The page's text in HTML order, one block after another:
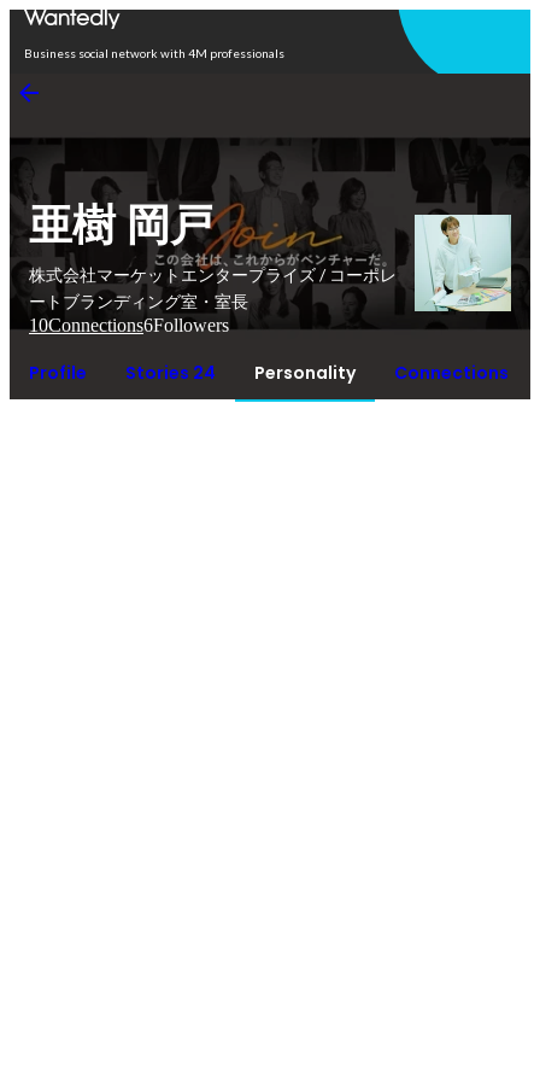
Business social network with 4M professionals
亜樹 岡戸
株式会社マーケットエンタープライズ / コーポレ
ートブランディング室・室長
10Connections6Followers
Profile Stories 24 Personality Connections